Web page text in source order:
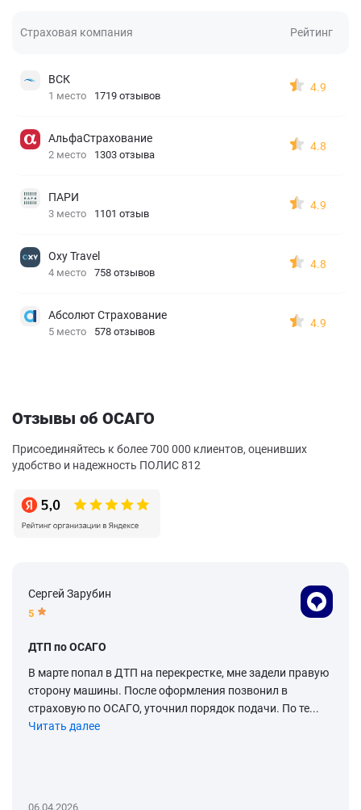
Страховая компания Рейтинг
ВСК
1 место 1719 отзывов
4.9
АльфаСтрахование
2 место 1303 отзыва
4.8
ПАРИ
3 место 1101 отзыв
4.9
Oxy Travel
4 место 758 отзывов
4.8
Абсолют Страхование
5 место 578 отзывов
4.9
Отзывы об ОСАГО
Присоединяйтесь к более 700 000 клиентов, оценивших
удобство и надежность ПОЛИС 812
Сергей Зарубин
5
ДТП по ОСАГО
В марте попал в ДТП на перекрестке, мне задели правую
сторону машины. После оформления позвонил в
страховую по ОСАГО, уточнил порядок подачи. По те...
Читать далее
06.04.2026